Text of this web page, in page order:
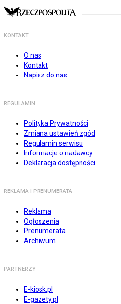
KONTAKT
O nas
Kontakt
Napisz do nas
REGULAMIN
Polityka Prywatności
Zmiana ustawień zgód
Regulamin serwisu
Informacje o nadawcy
Deklaracja dostępności
REKLAMA I PRENUMERATA
Reklama
Ogłoszenia
Prenumerata
Archiwum
PARTNERZY
E-kiosk.pl
E-gazety.pl